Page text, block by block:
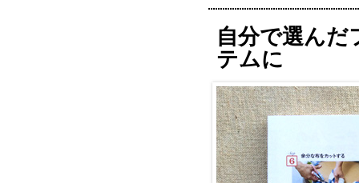
自分で選んだ
テムに